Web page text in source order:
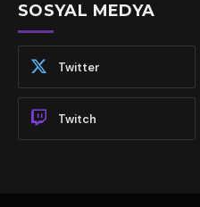
SOSYAL MEDYA
Twitter
Twitch